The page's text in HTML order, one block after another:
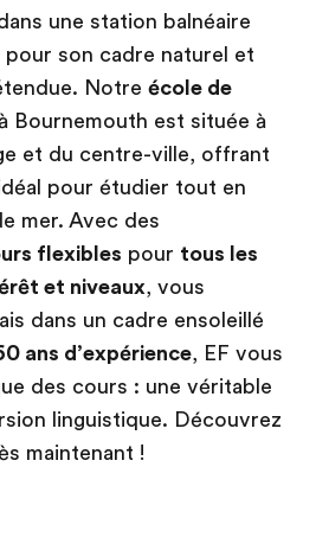
une station balnéaire
son cadre naturel et
Notre école de
Bournemouth est située à
et du centre-ville, offrant
pour étudier tout en
mer. Avec des
flexibles pour tous les
et niveaux, vous
dans un cadre ensoleillé
ans d’expérience, EF vous
des cours : une véritable
linguistique. Découvrez
maintenant !